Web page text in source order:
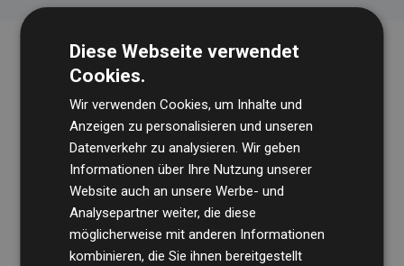
Die WirtschaftsprüfungsgesellschaftBDO
regelmäßig unsere Berechnungen und Methodik, um
Transparenz und Verlässlichkeit sicherzustellen.
Diese Webseite verwendet
Cookies.
Wir verwenden Cookies, um Inhalte und
Anzeigen zu personalisieren und unseren
Datenverkehr zu analysieren. Wir geben
Informationen über Ihre Nutzung unserer
Website auch an unsere Werbe- und
Analysepartner weiter, die diese
möglicherweise mit anderen Informationen
kombinieren, die Sie ihnen bereitgestellt